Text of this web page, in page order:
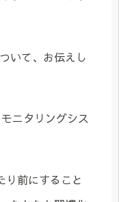
いて、お伝えし
ニタリングシス
り前にすること